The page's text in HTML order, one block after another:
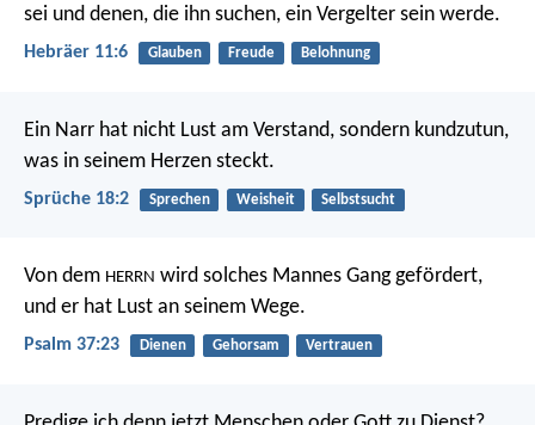
sei und denen, die ihn suchen, ein Vergelter sein werde.
Hebräer 11:6 Glauben Freude Belohnung
Ein Narr hat nicht Lust am Verstand, sondern kundzutun,
was in seinem Herzen steckt.
Sprüche 18:2 Sprechen Weisheit Selbstsucht
Von dem HERRN wird solches Mannes Gang gefördert,
und er hat Lust an seinem Wege.
Psalm 37:23 Dienen Gehorsam Vertrauen